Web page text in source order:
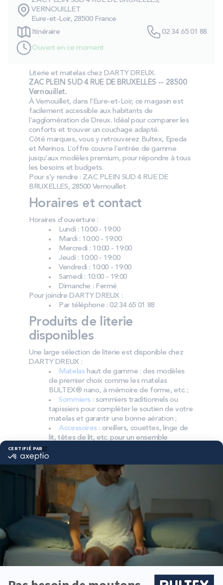
PROMOS
Technologie bultex
Nos engagements
Storelocator
Contact
Mon compte
VERNOUILLET
Eure-et-Loir, 28500 France
Itinéraire
02 34 65 01 88
Ouvert en ce moment
Literie et matelas chez DARTY DREUX.
ZAC PLEIN SUD 4 RUE DE BRUXELLES -- 28500
Vernouillet.
À Vernouillet, dans l’Eure‑et‑Loir, ce magasin est
facilement accessible aux habitants de
l’agglomération de Dreux. Idéal pour comparer les
conforts et trouver un couchage adapté.
Côté marques, vous y retrouverez Bultex, Epeda
et Merinos. L’offre couvre l’entrée de gamme
jusqu’aux modèles premium, pour répondre à tous
les besoins et budgets.
Pour s’y rendre : ZAC PLEIN SUD 4 RUE DE
BRUXELLES, 28500 Vernouillet.
Horaires et contact
Horaires d’ouverture :
Lundi : 10:00 - 19:00
Mardi : 10:00 - 19:00
Mercredi : 10:00 - 19:00
Jeudi : 10:00 - 19:00
Vendredi : 10:00 - 19:00
Samedi : 10:00 - 19:00
Dimanche : Fermé
Pour joindre DARTY DREUX :
Par téléphone : 02 34 65 01 88
Produits de literie
disponibles
Une large sélection de literie est disponible chez
DARTY DREUX :
Matelashaut de gamme : des modèles
de premier choix comme les matelas
BULTEX® nano, à mémoire de forme, etc. ;
Sommiers : sommiers traditionnels ou
tapissiers pour compléter le soutien de votre
matelas et garantir une bonne aération ;
Accessoires: oreillers, couettes, linge de
lit, têtes de lit, etc. pour un ensemble
Pourquoi choisir Bultex
comme literie ?
Bultex est la marque de literie la plus détenue par
les Français*. Un savoir‑faire éprouvé et des
technologies exclusives accompagnent votre
sommeil au quotidien.
Chaque dormeur a ses préférences. Bultex
propose plusieurs fermetés et s’associe avec le
bon sommier pour offrir un soutien précis et
adultes, vous trouverez des solutions adaptées